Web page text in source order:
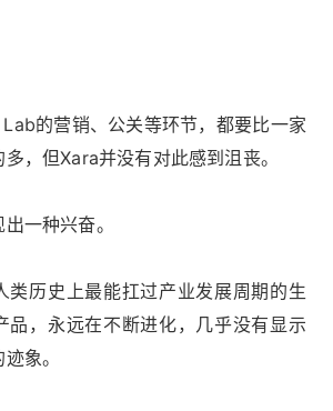
的营销、公关等环节，都要比一家
，但Xara并没有对此感到沮丧。
一种兴奋。
类历史上最能扛过产业发展周期的生
品，永远在不断进化，几乎没有显示
象。